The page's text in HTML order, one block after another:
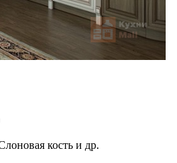
кость и др.